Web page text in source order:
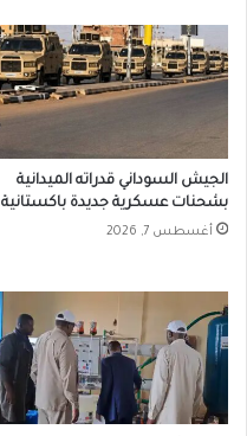
الجيش السوداني قدراته الميدانية
بشحنات عسكرية جديدة باكستانية
أغسطس 7, 2026